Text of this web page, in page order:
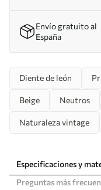
Envío gratuito al
España
Diente de león
Beige Neutros
Naturaleza vintage
Especificaciones y
Preguntas más